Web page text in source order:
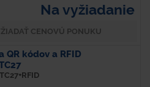
Na vyžiadanie
CENOVÚ PONUKU
QR kódov a RFID